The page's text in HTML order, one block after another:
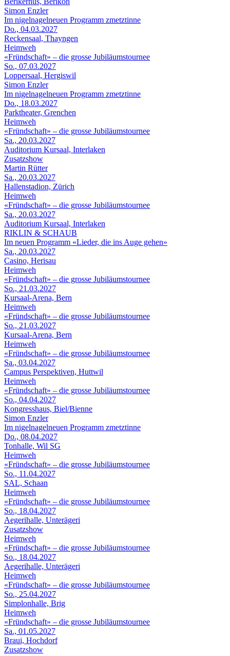
Simon Enzler
Im nigelnagelneuen Programm zmetztinne
Do., 04.03.2027
Reckensaal, Thayngen
Heimweh
«Fründschaft» – die grosse Jubiläumstournee
So., 07.03.2027
Loppersaal, Hergiswil
Simon Enzler
Im nigelnagelneuen Programm zmetztinne
Do., 18.03.2027
Parktheater, Grenchen
Heimweh
«Fründschaft» – die grosse Jubiläumstournee
Sa., 20.03.2027
Auditorium Kursaal, Interlaken
Zusatzshow
Martin Rütter
Sa., 20.03.2027
Hallenstadion, Zürich
Heimweh
«Fründschaft» – die grosse Jubiläumstournee
Sa., 20.03.2027
Auditorium Kursaal, Interlaken
RIKLIN & SCHAUB
Im neuen Programm «Lieder, die ins Auge gehen»
Sa., 20.03.2027
Casino, Herisau
Heimweh
«Fründschaft» – die grosse Jubiläumstournee
So., 21.03.2027
Kursaal-Arena, Bern
Heimweh
«Fründschaft» – die grosse Jubiläumstournee
So., 21.03.2027
Kursaal-Arena, Bern
Heimweh
«Fründschaft» – die grosse Jubiläumstournee
Sa., 03.04.2027
Campus Perspektiven, Huttwil
Heimweh
«Fründschaft» – die grosse Jubiläumstournee
So., 04.04.2027
Kongresshaus, Biel/Bienne
Simon Enzler
Im nigelnagelneuen Programm zmetztinne
Do., 08.04.2027
Tonhalle, Wil SG
Heimweh
«Fründschaft» – die grosse Jubiläumstournee
So., 11.04.2027
SAL, Schaan
Heimweh
«Fründschaft» – die grosse Jubiläumstournee
So., 18.04.2027
Aegerihalle, Unterägeri
Zusatzshow
Heimweh
«Fründschaft» – die grosse Jubiläumstournee
So., 18.04.2027
Aegerihalle, Unterägeri
Heimweh
«Fründschaft» – die grosse Jubiläumstournee
So., 25.04.2027
Simplonhalle, Brig
Heimweh
«Fründschaft» – die grosse Jubiläumstournee
Sa., 01.05.2027
Braui, Hochdorf
Zusatzshow